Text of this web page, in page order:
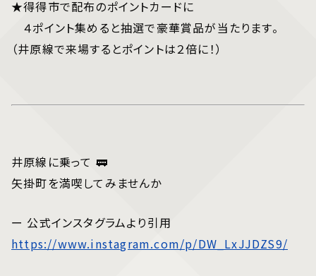
★得得市で配布のポイントカードに
４ポイント集めると抽選で豪華賞品が当たります。
（井原線で来場するとポイントは２倍に！）
井原線に乗って 🚃
矢掛町を満喫してみませんか
ー 公式インスタグラムより引用
https://www.instagram.com/p/DW_LxJJDZS9/